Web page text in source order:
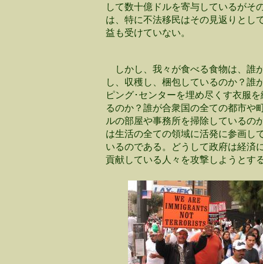
して数十億ドルを寄与しているがそ
は、特に不法移民はその見返りとし
益も受けていない。
しかし、我々が食べる食物は、誰
し、収穫し、梱包しているのか？誰
ピング･センターを埋め尽くす衣服
るのか？誰が合衆国の全ての都市や
ルの部屋や事務所を掃除しているの
は生活の全ての領域に活発に参画し
いるのである。どうして政府は経済
貢献している人々を攻撃しようとす